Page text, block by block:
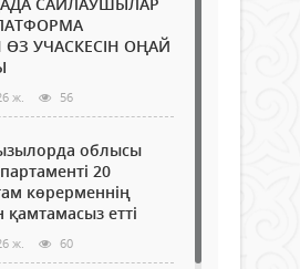
ӨЗ УЧАСКЕСІН ОҢАЙ
ж. 56
облысы
20
көрерменнің
қамтамасыз етті
ж. 60